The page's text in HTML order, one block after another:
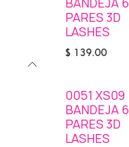
PARES 3D
LASHES
$ 139.00
STOCK
0051 XS09
BANDEJA 6
PARES 3D
LASHES